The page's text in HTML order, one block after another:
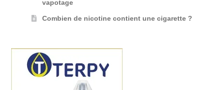
vapotage
Combien de nicotine contient une cigarette ?